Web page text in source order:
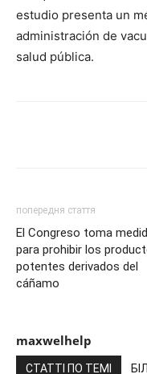
estudio presenta un
administración de
salud pública.
попередня стаття
El Congreso toma
para prohibir los
potentes derivados del
cáñamo
maxwelhelp
СТАТТІ ПО ТЕМІ